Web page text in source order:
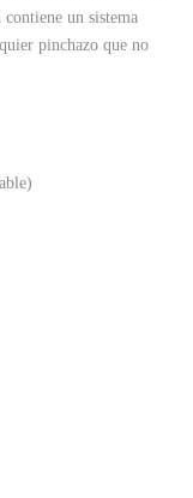
un sistema
pinchazo que no